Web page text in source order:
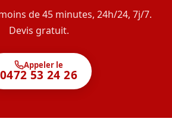
de 45 minutes, 24h/24, 7j/7.
Devis gratuit.
Appeler le
0472 53 24 26